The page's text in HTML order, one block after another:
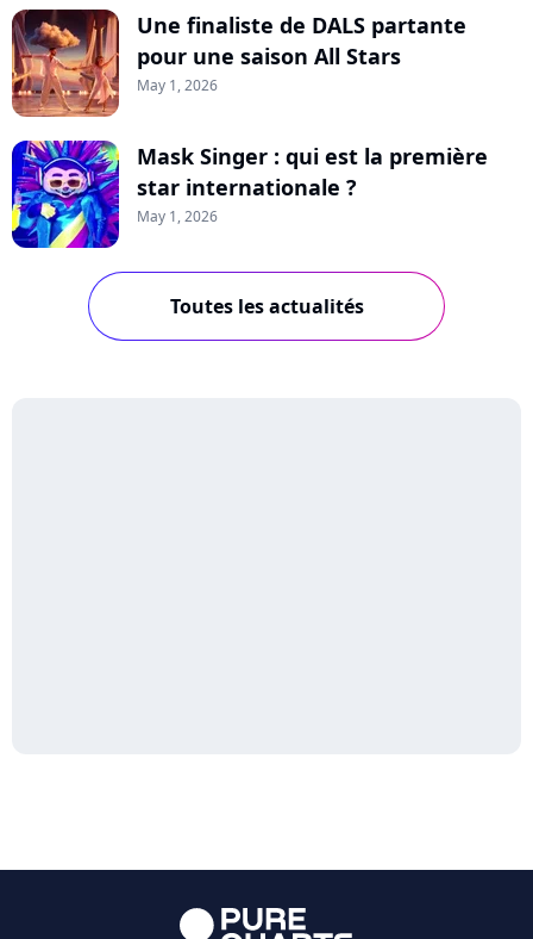
Une finaliste de DALS partante
pour une saison All Stars
May 1, 2026
Mask Singer : qui est la première
star internationale ?
May 1, 2026
Toutes les actualités